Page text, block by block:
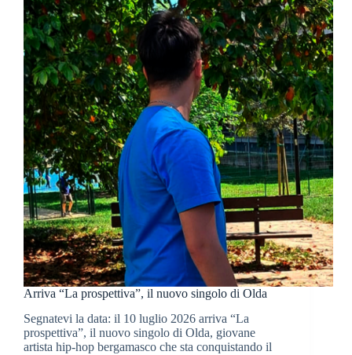
Arriva “La prospettiva”, il nuovo singolo di Olda
Segnatevi la data: il 10 luglio 2026 arriva “La
prospettiva”, il nuovo singolo di Olda, giovane
artista hip-hop bergamasco che sta conquistando il